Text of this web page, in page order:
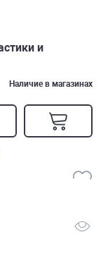
и
Наличие в магазинах